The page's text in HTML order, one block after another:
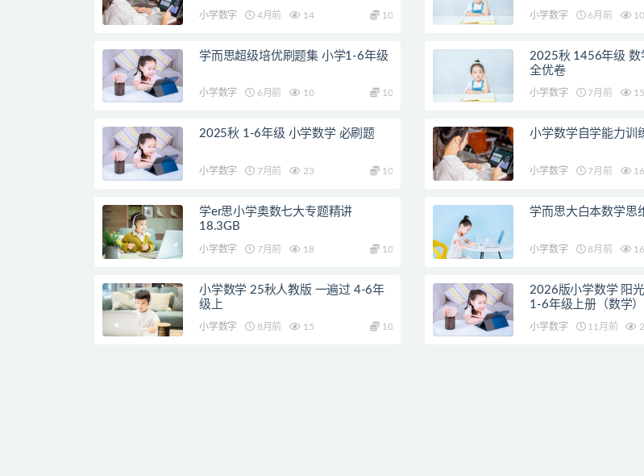
小学数字 4月前 14 10 小学数字 6月前 10
学而思超级培优刷题集 小学1-6年级
小学数字 6月前 10 10
2025秋 1456年级 数
全优卷
小学数字 7月前 15
2025秋 1-6年级 小学数学 必刷题
小学数字 7月前 23 10
小学数学自学能力训
小学数字 7月前 16
学er思小学奥数七大专题精讲
18.3GB
小学数字 7月前 18 10
学而思大白本数学思
小学数字 8月前 16
小学数学 25秋人教版 一遍过 4-6年
级上
小学数字 8月前 15 10
2026版小学数学 阳
1-6年级上册（数学）
小学数字 11月前